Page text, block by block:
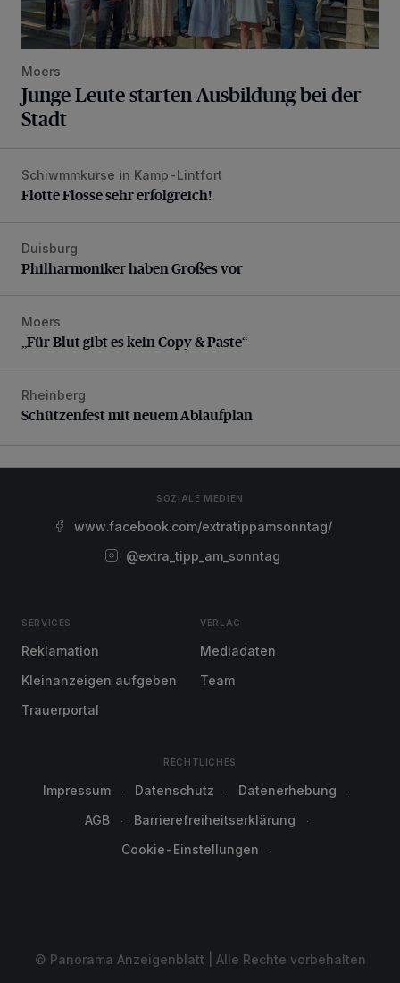
Moers
Junge Leute starten Ausbildung bei der
Stadt
Flotte Flosse sehr erfolgreich!
Schiwmmkurse in Kamp-Lintfort
Flotte Flosse sehr erfolgreich!
Philharmoniker haben Großes vor
Duisburg
Philharmoniker haben Großes vor
„Für Blut gibt es kein Copy & Paste“
Moers
„Für Blut gibt es kein Copy & Paste“
Schützenfest mit neuem Ablaufplan
Rheinberg
Schützenfest mit neuem Ablaufplan
SOZIALE MEDIEN
www.facebook.com/extratippamsonntag/
@extra_tipp_am_sonntag
SERVICES
Reklamation
Kleinanzeigen aufgeben
Trauerportal
VERLAG
Mediadaten
Team
RECHTLICHES
Impressum Datenschutz
Datenerhebung
AGB
Barrierefreiheitserklärung
Cookie-Einstellungen
© Panorama Anzeigenblatt | Alle Rechte vorbehalten